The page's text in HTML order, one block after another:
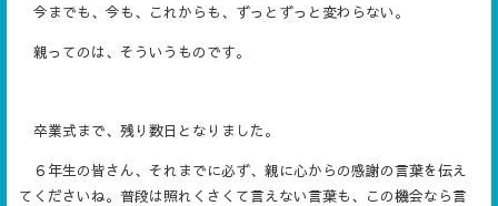
今までも、今も、これからも、ずっとずっと変わらない。
親ってのは、そういうものです。
卒業式まで、残り数日となりました。
６年生の皆さん、それまでに必ず、親に心からの感謝の言葉を伝え
てくださいね。普段は照れくさくて言えない言葉も、この機会なら言